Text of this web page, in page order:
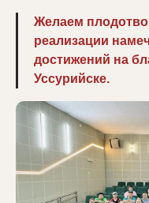
Желаем
реализации
достижений на
Уссурийске.